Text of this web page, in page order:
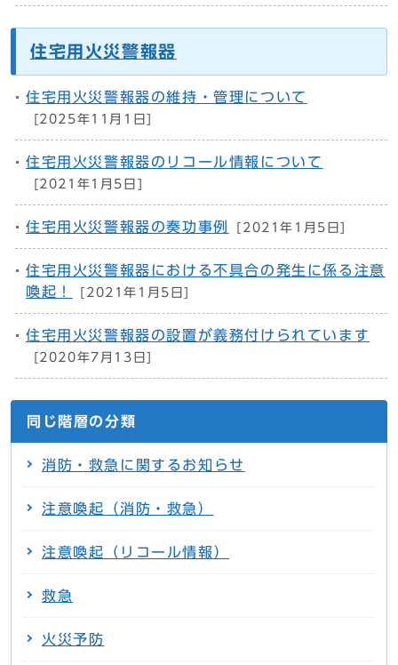
住宅用火災警報器
住宅用火災警報器の維持・管理について
[2025年11月1日]
住宅用火災警報器のリコール情報について
[2021年1月5日]
住宅用火災警報器の奏功事例 [2021年1月5日]
住宅用火災警報器における不具合の発生に係る注意
喚起！
[2021年1月5日]
住宅用火災警報器の設置が義務付けられています
[2020年7月13日]
同じ階層の分類
消防・救急に関するお知らせ
注意喚起（消防・救急）
注意喚起（リコール情報）
救急
火災予防